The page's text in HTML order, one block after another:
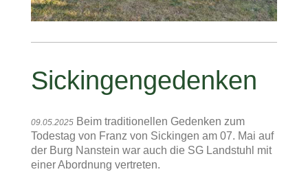
Sickingengedenken
09.05.2025 Beim traditionellen Gedenken zum
Todestag von Franz von Sickingen am 07. Mai auf
der Burg Nanstein war auch die SG Landstuhl mit
einer Abordnung vertreten.